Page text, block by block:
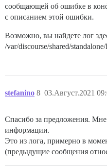
сообщающей об ошибке в
с описанием этой ошибки.
Возможно, вы найдете лог
/var/discourse/shared/
stefanino 03.Август.2021
8
Спасибо за предложения. Мне
информации.
Это из лога, примерно в
(предыдущие сообщения